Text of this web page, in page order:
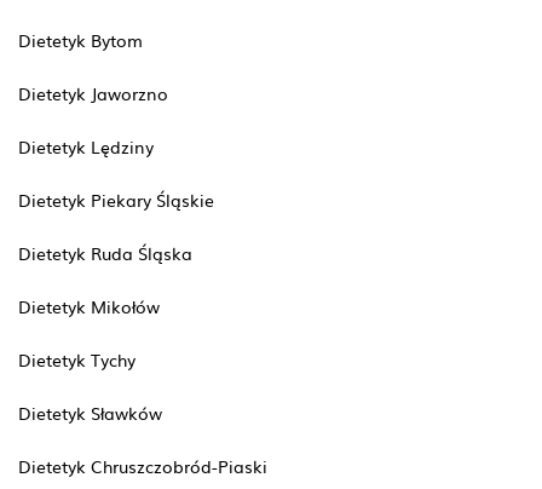
Dietetyk Bytom
Dietetyk Jaworzno
Dietetyk Lędziny
Dietetyk Piekary Śląskie
Dietetyk Ruda Śląska
Dietetyk Mikołów
Dietetyk Tychy
Dietetyk Sławków
Dietetyk Chruszczobród-Piaski